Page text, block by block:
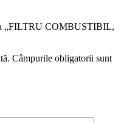
„FILTRU COMBUSTIBIL,
Câmpurile obligatorii sunt